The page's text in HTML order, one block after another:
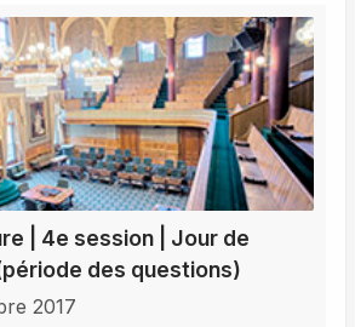
| 4e session | Jour de
des questions)
2017